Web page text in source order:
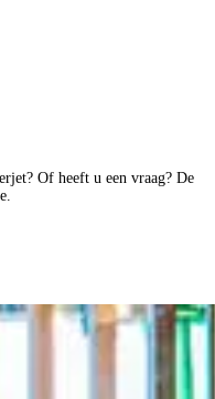
Of heeft u een vraag? De